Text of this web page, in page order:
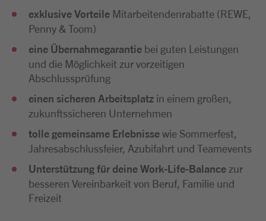
exklusive Vorteile Mitarbeitendenrabatte (REWE,
Penny & Toom)
eine Übernahmegarantie bei guten Leistungen
und die Möglichkeit zur vorzeitigen
Abschlussprüfung
einen sicheren Arbeitsplatz in einem großen,
zukunftssicheren Unternehmen
tolle gemeinsame Erlebnissewie Sommerfest,
Jahresabschlussfeier, Azubifahrt und Teamevents
Unterstützung für deine Work-Life-Balance zur
besseren Vereinbarkeit von Beruf, Familie und
Freizeit